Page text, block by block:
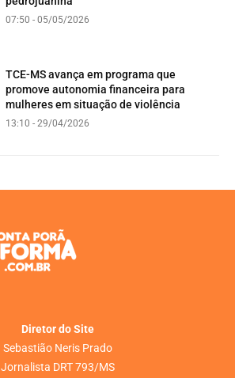
07:50 - 05/05/2026
TCE-MS avança em programa que
promove autonomia financeira para
mulheres em situação de violência
13:10 - 29/04/2026
Diretor do Site
Sebastião Neris Prado
Jornalista DRT 793/MS